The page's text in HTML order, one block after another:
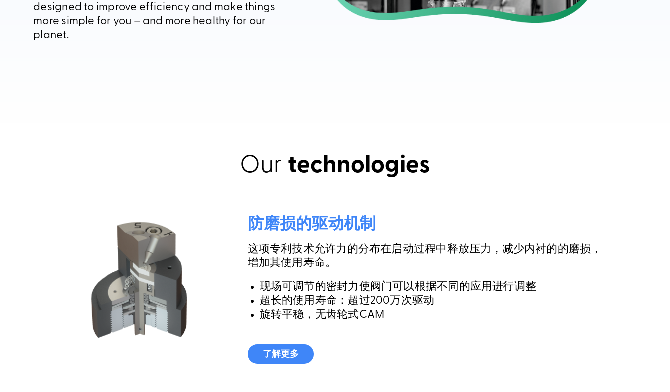
designed to improve efficiency and make things
more simple for you – and more healthy for our
planet.
Our technologies
防磨损的驱动机制
这项专利技术允许力的分布在启动过程中释放压力，减少内衬的的磨损，
增加其使用寿命。
现场可调节的密封力使阀门可以根据不同的应用进行调整
超长的使用寿命：超过200万次驱动
旋转平稳，无齿轮式CAM
了解更多